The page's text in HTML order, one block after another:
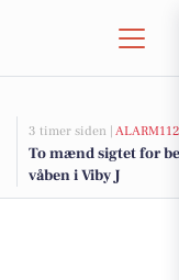
3 timer siden | ALARM112
To mænd sigtet for
våben i Viby J